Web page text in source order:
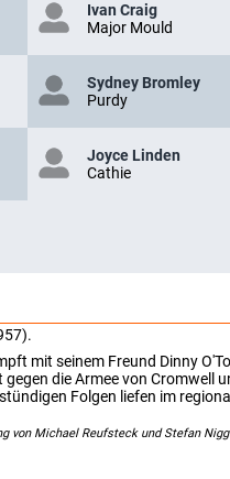
Ivan Craig
Major Mould
Sydney Bromley
Purdy
Joyce Linden
Cathie
mit seinem Freund Dinny
die Armee von Cromwell
Folgen liefen im
von Michael Reufsteck und Stefan